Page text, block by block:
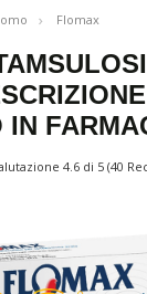
Flomax
IN
4.6 di 5 (40